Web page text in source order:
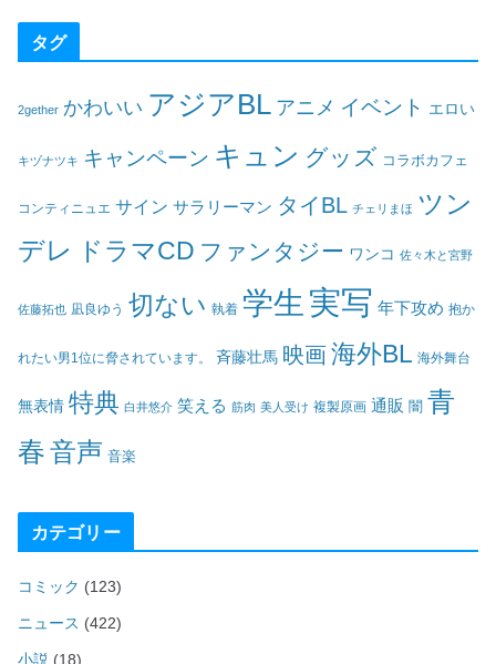
タグ
2gether かわいい アジアBL アニメ イベント エロい
キヅナツキ キャンペーン キュン グッズ コラボカフェ
コンティニュエ サイン サラリーマン タイBL チェリまほ ツン
デレ
ドラマCD ファンタジー ワンコ 佐々木と宮野
佐藤拓也 凪良ゆう 切ない 執着 学生 実写 年下攻め 抱か
れたい男1位に脅されています。 斉藤壮馬 映画海外BL 海外舞台
無表情 特典 白井悠介 笑える 筋肉 美人受け 複製原画 通販 闇 青
春音声 音楽
カテゴリー
コミック (123)
ニュース (422)
小説 (18)